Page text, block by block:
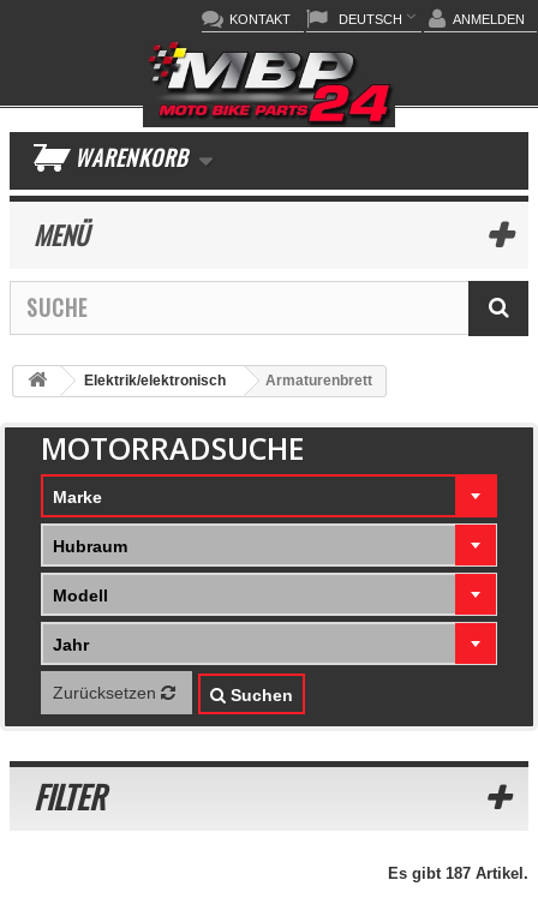
ANMELDEN
DEUTSCH
KONTAKT
WARENKORB
MENÜ
Elektrik/elektronisch Armaturenbrett
MOTORRADSUCHE
Marke
Hubraum
Modell
Jahr
Zurücksetzen Suchen
FILTER
Es gibt 187 Artikel.